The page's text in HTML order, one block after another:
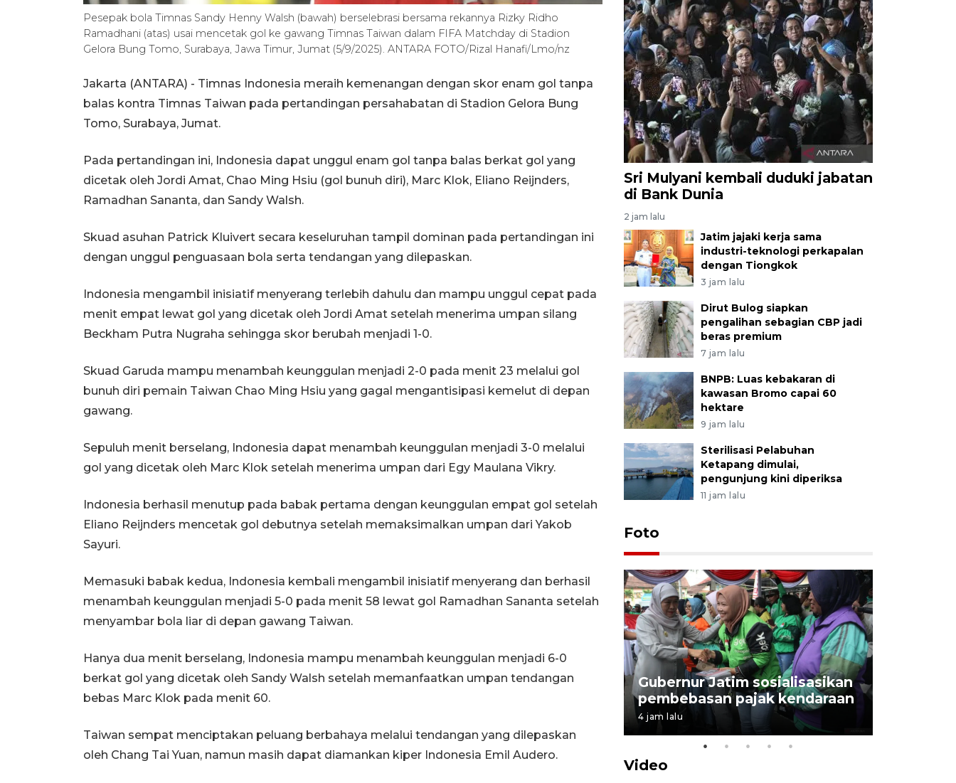
Pesepak bola Timnas Sandy Henny Walsh (bawah) berselebrasi bersama rekannya Rizky Ridho
Ramadhani (atas) usai mencetak gol ke gawang Timnas Taiwan dalam FIFA Matchday di Stadion
Gelora Bung Tomo, Surabaya, Jawa Timur, Jumat (5/9/2025). ANTARA FOTO/Rizal Hanafi/Lmo/nz
Jakarta (ANTARA) - Timnas Indonesia meraih kemenangan dengan skor enam gol tanpa
balas kontra Timnas Taiwan pada pertandingan persahabatan di Stadion Gelora Bung
Tomo, Surabaya, Jumat.
Pada pertandingan ini, Indonesia dapat unggul enam gol tanpa balas berkat gol yang
dicetak oleh Jordi Amat, Chao Ming Hsiu (gol bunuh diri), Marc Klok, Eliano Reijnders,
Ramadhan Sananta, dan Sandy Walsh.
Skuad asuhan Patrick Kluivert secara keseluruhan tampil dominan pada pertandingan ini
dengan unggul penguasaan bola serta tendangan yang dilepaskan.
Indonesia mengambil inisiatif menyerang terlebih dahulu dan mampu unggul cepat pada
menit empat lewat gol yang dicetak oleh Jordi Amat setelah menerima umpan silang
Beckham Putra Nugraha sehingga skor berubah menjadi 1-0.
Skuad Garuda mampu menambah keunggulan menjadi 2-0 pada menit 23 melalui gol
bunuh diri pemain Taiwan Chao Ming Hsiu yang gagal mengantisipasi kemelut di depan
gawang.
Sepuluh menit berselang, Indonesia dapat menambah keunggulan menjadi 3-0 melalui
gol yang dicetak oleh Marc Klok setelah menerima umpan dari Egy Maulana Vikry.
Indonesia berhasil menutup pada babak pertama dengan keunggulan empat gol setelah
Eliano Reijnders mencetak gol debutnya setelah memaksimalkan umpan dari Yakob
Sayuri.
Memasuki babak kedua, Indonesia kembali mengambil inisiatif menyerang dan berhasil
menambah keunggulan menjadi 5-0 pada menit 58 lewat gol Ramadhan Sananta setelah
menyambar bola liar di depan gawang Taiwan.
Hanya dua menit berselang, Indonesia mampu menambah keunggulan menjadi 6-0
berkat gol yang dicetak oleh Sandy Walsh setelah memanfaatkan umpan tendangan
bebas Marc Klok pada menit 60.
Taiwan sempat menciptakan peluang berbahaya melalui tendangan yang dilepaskan
oleh Chang Tai Yuan, namun masih dapat diamankan kiper Indonesia Emil Audero.
Sri Mulyani kembali duduki jabatan
di Bank Dunia
2 jam lalu
Jatim jajaki kerja sama
industri-teknologi perkapalan
dengan Tiongkok
3 jam lalu
Dirut Bulog siapkan
pengalihan sebagian CBP jadi
beras premium
7 jam lalu
BNPB: Luas kebakaran di
kawasan Bromo capai 60
hektare
9 jam lalu
Sterilisasi Pelabuhan
Ketapang dimulai,
pengunjung kini diperiksa
11 jam lalu
Foto
Pameran multiproduk
Gubernur Jatim sosialisasikan
pembebasan pajak kendaraan
4 jam lalu
Video